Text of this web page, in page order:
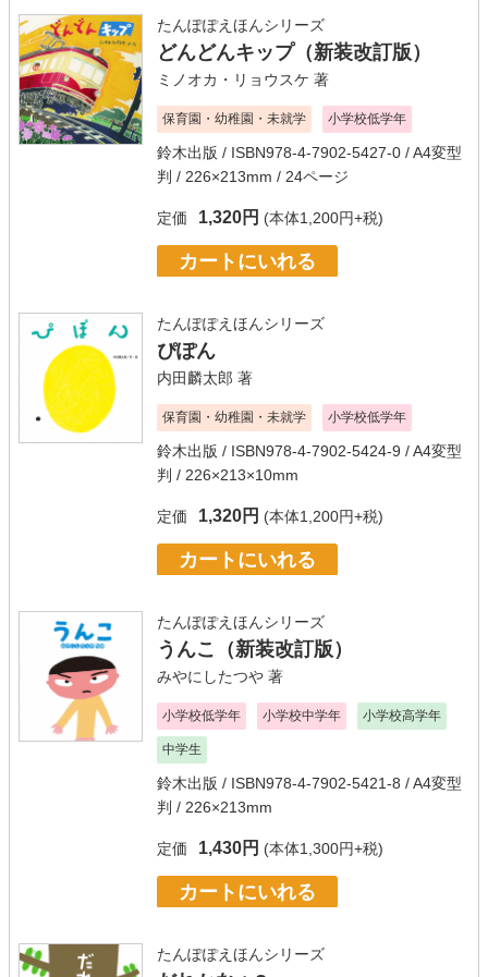
たんぽぽえほんシリーズ
どんどんキップ（新装改訂版）
ミノオカ・リョウスケ 著
保育園・幼稚園・未就学 小学校低学年
鈴木出版 / ISBN978-4-7902-5427-0 / A4変型
判 / 226×213mm / 24ページ
定価 1,320円 (本体1,200円+税)
カートにいれる
たんぽぽえほんシリーズ
ぴぽん
内田麟太郎 著
保育園・幼稚園・未就学 小学校低学年
鈴木出版 / ISBN978-4-7902-5424-9 / A4変型
判 / 226×213×10mm
定価 1,320円 (本体1,200円+税)
カートにいれる
たんぽぽえほんシリーズ
うんこ（新装改訂版）
みやにしたつや 著
小学校低学年 小学校中学年 小学校高学年
中学生
鈴木出版 / ISBN978-4-7902-5421-8 / A4変型
判 / 226×213mm
定価 1,430円 (本体1,300円+税)
カートにいれる
たんぽぽえほんシリーズ